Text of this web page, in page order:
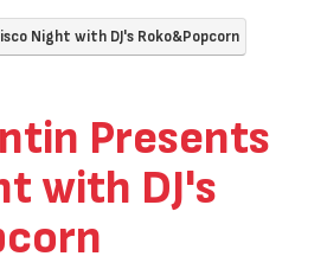
Night with DJ's Roko&Popcorn
Presents
with DJ's